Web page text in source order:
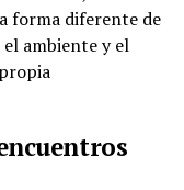
forma diferente de
ambiente y el